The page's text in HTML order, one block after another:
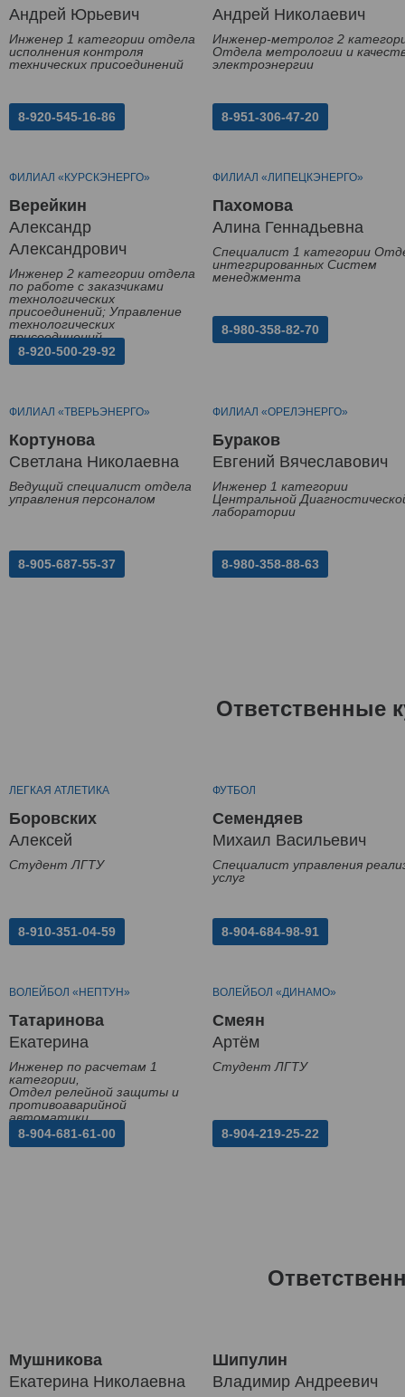
Андрей Юрьевич
Инженер 1 категории отдела
исполнения контроля
технических присоединений
8-920-545-16-86
Андрей Николаевич
Инженер-метролог 2
Отдела метрологии и
электроэнергии
8-951-306-47-20
ФИЛИАЛ «КУРСКЭНЕРГО»
Верейкин
Александр
Александрович
Инженер 2 категории отдела
по работе с заказчиками
технологических
присоединений; Управление
технологических
присоединений
8-920-500-29-92
ФИЛИАЛ «ЛИПЕЦКЭНЕРГО»
Пахомова
Алина Геннадьевна
Специалист 1 категории
интегрированных Систем
менеджмента
8-980-358-82-70
ФИЛИАЛ «ТВЕРЬЭНЕРГО»
Кортунова
Светлана Николаевна
Ведущий специалист отдела
управления персоналом
8-905-687-55-37
ФИЛИАЛ «ОРЕЛЭНЕРГО»
Бураков
Евгений Вячеславович
Инженер 1 категории
Центральной
лаборатории
8-980-358-88-63
Ответственные
ЛЕГКАЯ АТЛЕТИКА
Боровских
Алексей
Студент ЛГТУ
8-910-351-04-59
ФУТБОЛ
Семендяев
Михаил Васильевич
Специалист управления
услуг
8-904-684-98-91
ВОЛЕЙБОЛ «НЕПТУН»
Татаринова
Екатерина
Инженер по расчетам 1
категории,
Отдел релейной защиты и
противоаварийной
автоматики
8-904-681-61-00
ВОЛЕЙБОЛ «ДИНАМО»
Смеян
Артём
Студент ЛГТУ
8-904-219-25-22
Мушникова
Екатерина Николаевна
Шипулин
Владимир Андреевич